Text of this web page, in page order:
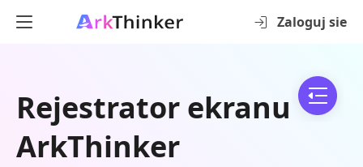
Zaloguj sie
Rejestrator ekranu
ArkThinker